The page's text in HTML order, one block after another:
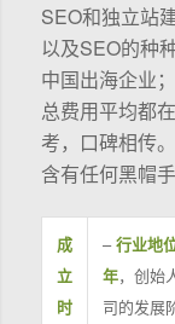
SEO和独立站
以及SEO的种
中国出海企业
总费用平均都
考，口碑相传
含有任何黑帽
成
立
时
–行业地
年，创始
司的发展